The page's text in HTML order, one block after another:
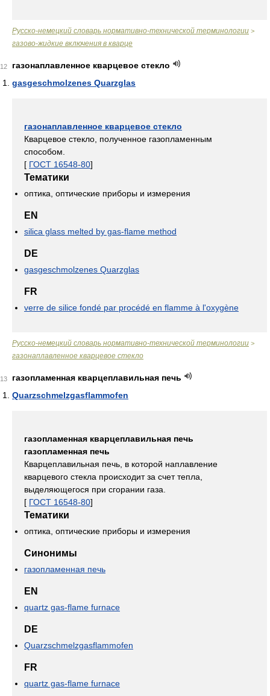
Русско-немецкий словарь нормативно-технической терминологии >
газово-жидкие включения в кварце
12
газонаплавленное кварцевое стекло
gasgeschmolzenes Quarzglas
газонаплавленное кварцевое стекло
Кварцевое стекло, полученное газопламенным
способом.
[ ГОСТ 16548-80]
Тематики
оптика, оптические приборы и измерения
EN
silica glass melted by gas-flame method
DE
gasgeschmolzenes Quarzglas
FR
verre de silice fondé par procédé en flamme à l'oxygène
Русско-немецкий словарь нормативно-технической терминологии >
газонаплавленное кварцевое стекло
13
газопламенная кварцеплавильная печь
Quarzschmelzgasflammofen
газопламенная кварцеплавильная печь
газопламенная печь
Кварцеплавильная печь, в которой наплавление
кварцевого стекла происходит за счет тепла,
выделяющегося при сгорании газа.
[ ГОСТ 16548-80]
Тематики
оптика, оптические приборы и измерения
Синонимы
газопламенная печь
EN
quartz gas-flame furnace
DE
Quarzschmelzgasflammofen
FR
quartz gas-flame furnace